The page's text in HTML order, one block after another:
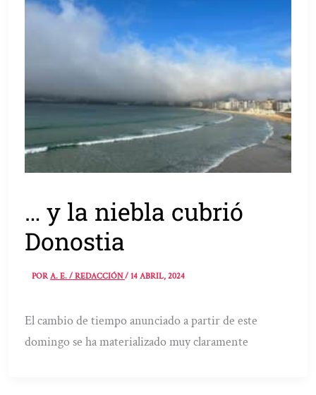
… y la niebla cubrió
Donostia
PORA. E. / REDACCIÓN/14 ABRIL, 2024
El cambio de tiempo anunciado a partir de este
domingo se ha materializado muy claramente